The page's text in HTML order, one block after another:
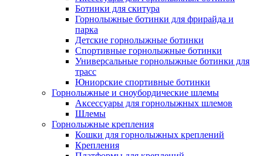
Ботинки для скитура
Горнолыжные ботинки для фрирайда и
парка
Детские горнолыжные ботинки
Спортивные горнолыжные ботинки
Универсальные горнолыжные ботинки для
трасс
Юниорские спортивные ботинки
Горнолыжные и сноубордические шлемы
Аксессуары для горнолыжных шлемов
Шлемы
Горнолыжные крепления
Кошки для горнолыжных креплений
Крепления